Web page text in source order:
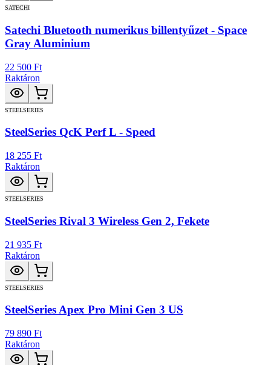
SATECHI
Satechi Bluetooth numerikus billentyűzet - Space
Gray Aluminium
22 500 Ft
Raktáron
STEELSERIES
SteelSeries QcK Perf L - Speed
18 255 Ft
Raktáron
STEELSERIES
SteelSeries Rival 3 Wireless Gen 2, Fekete
21 935 Ft
Raktáron
STEELSERIES
SteelSeries Apex Pro Mini Gen 3 US
79 890 Ft
Raktáron